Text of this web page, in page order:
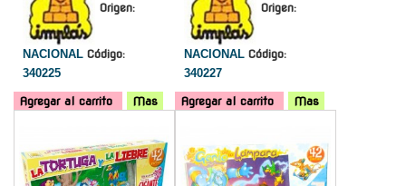
Origen:
NACIONAL Código:
340225
Agregar al carrito Mas
Origen:
NACIONAL Código:
340227
Agregar al carrito
Mas